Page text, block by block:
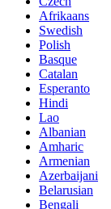
Afrikaans
Swedish
Polish
Basque
Catalan
Esperanto
Hindi
Lao
Albanian
Amharic
Armenian
Azerbaijani
Belarusian
Bengali